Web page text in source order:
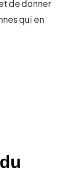
de donner
qui en